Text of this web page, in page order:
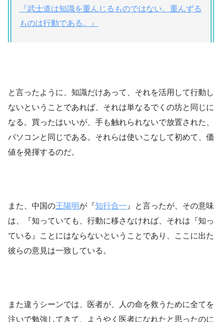
『武士道は知識を重んじるものではない。重んずる
ものは行動である。』
と言ったように、知識だけあって、それを活用して行動し
ないということであれば、それは単なるでくの坊と同じに
なる。買ったはいいが、手も触れられないで放置された、
パソコンと同じである。それらは使いこなして初めて、価
値を発揮するのだ。
また、中国の王陽明が『知行合一 』と言ったが、その意味
は、『知っていても、行動に移さなければ、それは『知っ
ている』ことにはならないということであり、ここに出た
彼らの意見は一致している。
また違うシーンでは、医者が、人の命を救うために全てを
注いで勉強してきて、ようやく医者になれたと思ったのに